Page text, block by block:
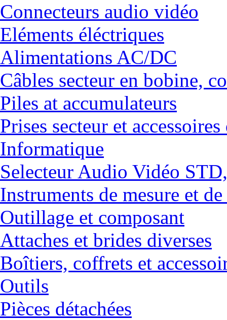
Connecteurs audio vidéo
Eléments éléctriques
Alimentations AC/DC
Câbles secteur en bobine,
Piles at accumulateurs
Prises secteur et
Informatique
Selecteur Audio Vidéo
Instruments de mesure et
Outillage et composant
Attaches et brides diverses
Boîtiers, coffrets et
Outils
Pièces détachées